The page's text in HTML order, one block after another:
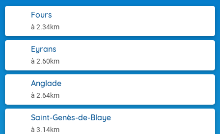
Fours
à 2.34km
Eyrans
à 2.60km
Anglade
à 2.64km
Saint-Genès-de-Blaye
à 3.14km